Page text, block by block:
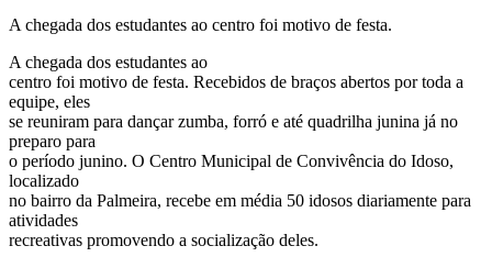
A chegada dos estudantes ao centro foi motivo de festa.
A chegada dos estudantes ao
centro foi motivo de festa. Recebidos de braços abertos por toda a
equipe, eles
se reuniram para dançar zumba, forró e até quadrilha junina já no
preparo para
o período junino. O Centro Municipal de Convivência do Idoso,
localizado
no bairro da Palmeira, recebe em média 50 idosos diariamente para
atividades
recreativas promovendo a socialização deles.